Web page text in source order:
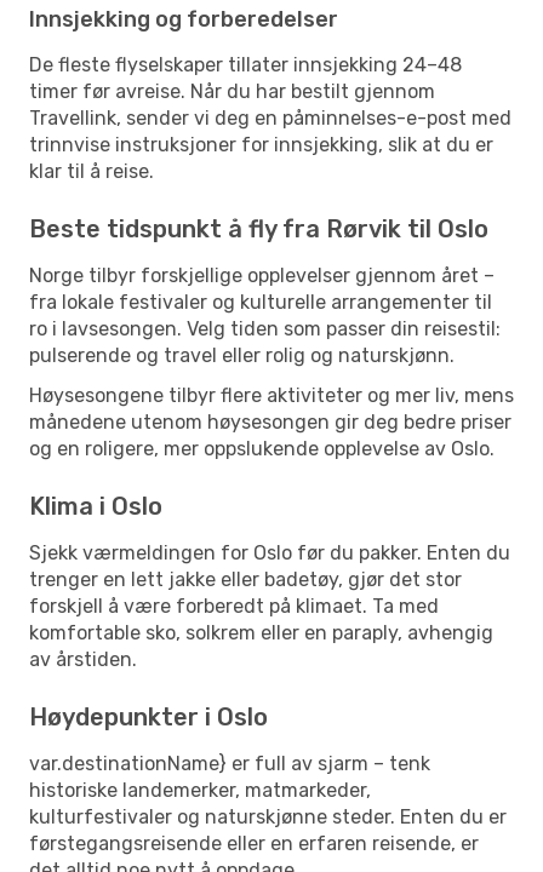
Innsjekking og forberedelser
De fleste flyselskaper tillater innsjekking 24–48
timer før avreise. Når du har bestilt gjennom
Travellink, sender vi deg en påminnelses-e-post med
trinnvise instruksjoner for innsjekking, slik at du er
klar til å reise.
Beste tidspunkt å fly fra Rørvik til Oslo
Norge tilbyr forskjellige opplevelser gjennom året –
fra lokale festivaler og kulturelle arrangementer til
ro i lavsesongen. Velg tiden som passer din reisestil:
pulserende og travel eller rolig og naturskjønn.
Høysesongene tilbyr flere aktiviteter og mer liv, mens
månedene utenom høysesongen gir deg bedre priser
og en roligere, mer oppslukende opplevelse av Oslo.
Klima i Oslo
Sjekk værmeldingen for Oslo før du pakker. Enten du
trenger en lett jakke eller badetøy, gjør det stor
forskjell å være forberedt på klimaet. Ta med
komfortable sko, solkrem eller en paraply, avhengig
av årstiden.
Høydepunkter i Oslo
var.destinationName} er full av sjarm – tenk
historiske landemerker, matmarkeder,
kulturfestivaler og naturskjønne steder. Enten du er
førstegangsreisende eller en erfaren reisende, er